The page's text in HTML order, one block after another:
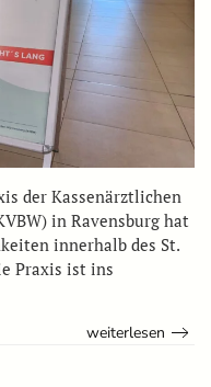
der Kassenärztlichen
in Ravensburg hat
innerhalb des St.
Praxis ist ins
weiterlesen